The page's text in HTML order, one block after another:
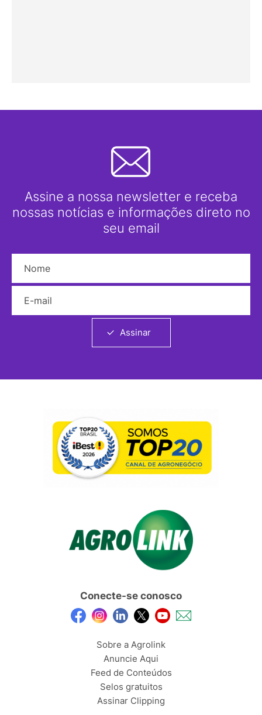
Assine a nossa newsletter e receba
nossas notícias e informações direto no
seu email
Assinar
Conecte-se conosco
Sobre a Agrolink
Anuncie Aqui
Feed de Conteúdos
Selos gratuitos
Assinar Clipping